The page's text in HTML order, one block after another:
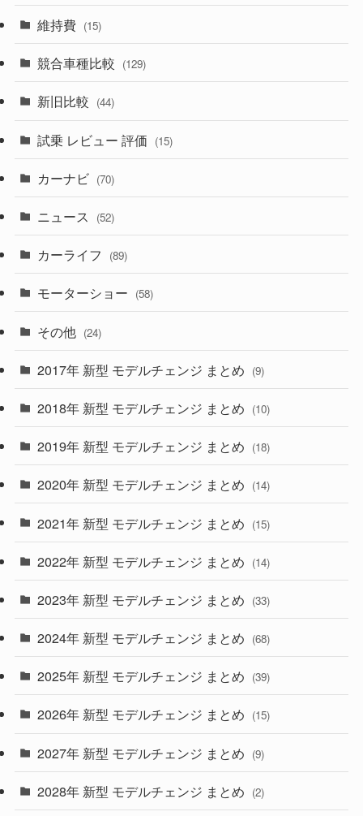
(357)
(328)
(194)
(230)
(253)
(85)
(84)
(222)
(50)
(43)
(6)
(9)
(4)
(30)
(27)
(58)
(28)
(27)
(26)
(33)
(10)
(35)
(10)
(9)
(22)
(4)
(9)
(4)
(1)
(3)
(3)
(5)
(1)
(5)
(7)
(5)
維持費 (15)
競合車種比較 (129)
新旧比較 (44)
試乗 レビュー 評価 (15)
カーナビ (70)
ニュース (52)
カーライフ (89)
モーターショー (58)
その他 (24)
2017年 新型 モデルチェンジ まとめ (9)
2018年 新型 モデルチェンジ まとめ (10)
2019年 新型 モデルチェンジ まとめ (18)
2020年 新型 モデルチェンジ まとめ (14)
2021年 新型 モデルチェンジ まとめ (15)
2022年 新型 モデルチェンジ まとめ (14)
2023年 新型 モデルチェンジ まとめ (33)
2024年 新型 モデルチェンジ まとめ (68)
2025年 新型 モデルチェンジ まとめ (39)
2026年 新型 モデルチェンジ まとめ (15)
2027年 新型 モデルチェンジ まとめ (9)
2028年 新型 モデルチェンジ まとめ (2)